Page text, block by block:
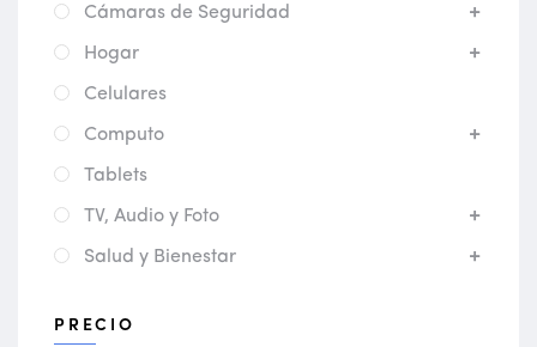
Cámaras de Seguridad
Hogar
Celulares
Computo
Tablets
TV, Audio y Foto
Salud y Bienestar
PRECIO